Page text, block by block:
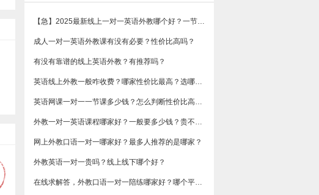
【急】2025最新线上一对一英语外教哪个好？一节课多少钱？
成人一对一英语外教课有没有必要？性价比高吗？
有没有靠谱的线上英语外教？有推荐吗？
英语线上外教一般咋收费？哪家性价比最高？选哪个不会踩雷？
英语网课一对一一节课多少钱？怎么判断性价比高不高？
​外教一对一英语课程哪家好？一般要多少钱？贵不贵？
​网上外教口语一对一哪家好？最多人推荐的是哪家？
外教英语一对一贵吗？线上线下哪个好？
在线求解答，外教口语一对一陪练哪家好？哪个平台的外教比较靠谱？